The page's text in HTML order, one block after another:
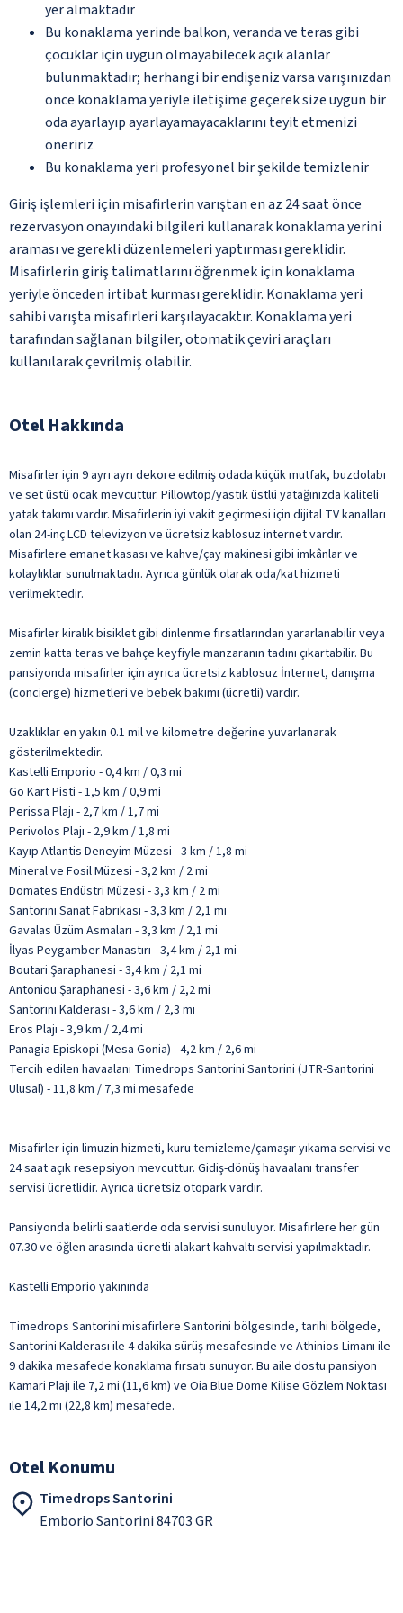
yer almaktadır
Bu konaklama yerinde balkon, veranda ve teras gibi
çocuklar için uygun olmayabilecek açık alanlar
bulunmaktadır; herhangi bir endişeniz varsa varışınızdan
önce konaklama yeriyle iletişime geçerek size uygun bir
oda ayarlayıp ayarlayamayacaklarını teyit etmenizi
öneririz
Bu konaklama yeri profesyonel bir şekilde temizlenir
Giriş işlemleri için misafirlerin varıştan en az 24 saat önce
rezervasyon onayındaki bilgileri kullanarak konaklama yerini
araması ve gerekli düzenlemeleri yaptırması gereklidir.
Misafirlerin giriş talimatlarını öğrenmek için konaklama
yeriyle önceden irtibat kurması gereklidir. Konaklama yeri
sahibi varışta misafirleri karşılayacaktır. Konaklama yeri
tarafından sağlanan bilgiler, otomatik çeviri araçları
kullanılarak çevrilmiş olabilir.
Otel Hakkında
Misafirler için 9 ayrı ayrı dekore edilmiş odada küçük mutfak, buzdolabı
ve set üstü ocak mevcuttur. Pillowtop/yastık üstlü yatağınızda kaliteli
yatak takımı vardır. Misafirlerin iyi vakit geçirmesi için dijital TV kanalları
olan 24-inç LCD televizyon ve ücretsiz kablosuz internet vardır.
Misafirlere emanet kasası ve kahve/çay makinesi gibi imkânlar ve
kolaylıklar sunulmaktadır. Ayrıca günlük olarak oda/kat hizmeti
verilmektedir.
Misafirler kiralık bisiklet gibi dinlenme fırsatlarından yararlanabilir veya
zemin katta teras ve bahçe keyfiyle manzaranın tadını çıkartabilir. Bu
pansiyonda misafirler için ayrıca ücretsiz kablosuz İnternet, danışma
(concierge) hizmetleri ve bebek bakımı (ücretli) vardır.
Uzaklıklar en yakın 0.1 mil ve kilometre değerine yuvarlanarak
gösterilmektedir.
Kastelli Emporio - 0,4 km / 0,3 mi
Go Kart Pisti - 1,5 km / 0,9 mi
Perissa Plajı - 2,7 km / 1,7 mi
Perivolos Plajı - 2,9 km / 1,8 mi
Kayıp Atlantis Deneyim Müzesi - 3 km / 1,8 mi
Mineral ve Fosil Müzesi - 3,2 km / 2 mi
Domates Endüstri Müzesi - 3,3 km / 2 mi
Santorini Sanat Fabrikası - 3,3 km / 2,1 mi
Gavalas Üzüm Asmaları - 3,3 km / 2,1 mi
İlyas Peygamber Manastırı - 3,4 km / 2,1 mi
Boutari Şaraphanesi - 3,4 km / 2,1 mi
Antoniou Şaraphanesi - 3,6 km / 2,2 mi
Santorini Kalderası - 3,6 km / 2,3 mi
Eros Plajı - 3,9 km / 2,4 mi
Panagia Episkopi (Mesa Gonia) - 4,2 km / 2,6 mi
Tercih edilen havaalanı Timedrops Santorini Santorini (JTR-Santorini
Ulusal) - 11,8 km / 7,3 mi mesafede
Misafirler için limuzin hizmeti, kuru temizleme/çamaşır yıkama servisi ve
24 saat açık resepsiyon mevcuttur. Gidiş-dönüş havaalanı transfer
servisi ücretlidir. Ayrıca ücretsiz otopark vardır.
Pansiyonda belirli saatlerde oda servisi sunuluyor. Misafirlere her gün
07.30 ve öğlen arasında ücretli alakart kahvaltı servisi yapılmaktadır.
Kastelli Emporio yakınında
Timedrops Santorini misafirlere Santorini bölgesinde, tarihi bölgede,
Santorini Kalderası ile 4 dakika sürüş mesafesinde ve Athinios Limanı ile
9 dakika mesafede konaklama fırsatı sunuyor. Bu aile dostu pansiyon
Kamari Plajı ile 7,2 mi (11,6 km) ve Oia Blue Dome Kilise Gözlem Noktası
ile 14,2 mi (22,8 km) mesafede.
Otel Konumu
Timedrops Santorini
Emborio Santorini 84703 GR